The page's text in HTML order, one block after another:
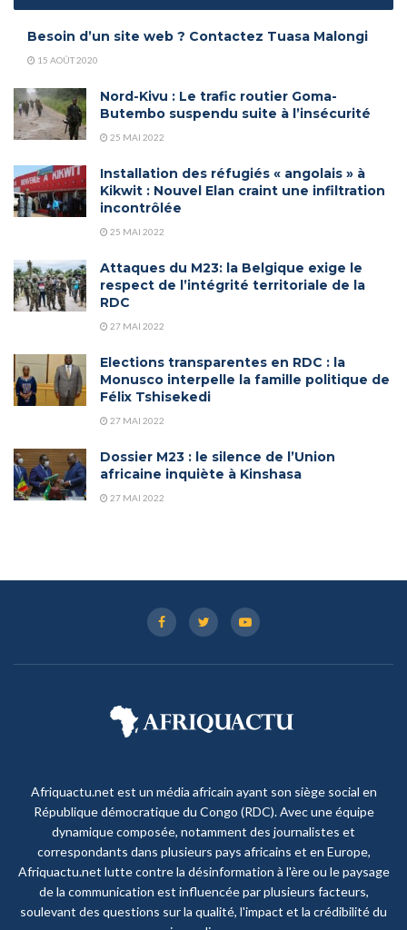
Besoin d’un site web ? Contactez Tuasa Malongi
15 AOÛT 2020
Nord-Kivu : Le trafic routier Goma-
Butembo suspendu suite à l’insécurité
25 MAI 2022
Installation des réfugiés « angolais » à
Kikwit : Nouvel Elan craint une infiltration
incontrôlée
25 MAI 2022
Attaques du M23: la Belgique exige le
respect de l’intégrité territoriale de la
RDC
27 MAI 2022
Elections transparentes en RDC : la
Monusco interpelle la famille politique de
Félix Tshisekedi
27 MAI 2022
Dossier M23 : le silence de l’Union
africaine inquiète à Kinshasa
27 MAI 2022
Afriquactu.net est un média africain ayant son siège social en
République démocratique du Congo (RDC). Avec une équipe
dynamique composée, notamment des journalistes et
correspondants dans plusieurs pays africains et en Europe,
Afriquactu.net lutte contre la désinformation à l'ère ou le paysage
de la communication est influencée par plusieurs facteurs,
soulevant des questions sur la qualité, l'impact et la crédibilité du